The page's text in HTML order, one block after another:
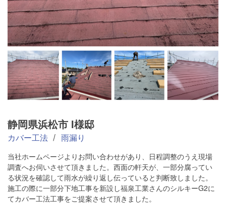
静岡県浜松市 I様邸
カバー工法 雨漏り
当社ホームページよりお問い合わせがあり、日程調整のうえ現場
調査へお伺いさせて頂きました。西面の軒天が、一部分腐ってい
る状況を確認して雨水が繰り返し伝っていると判断致しました。
施工の際に一部分下地工事を新設し福泉工業さんのシルキーG2に
てカバー工法工事をご提案させて頂きました。